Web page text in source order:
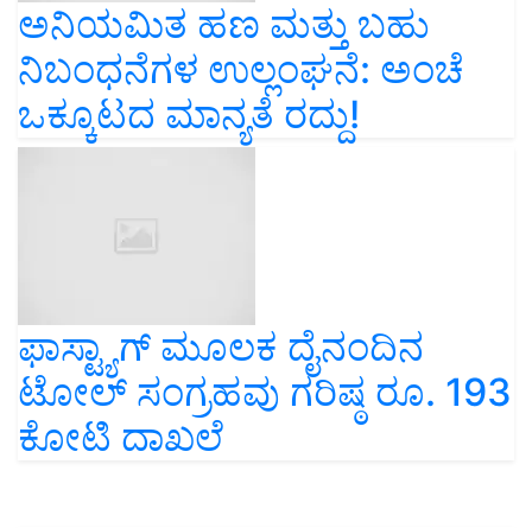
ಅನಿಯಮಿತ ಹಣ ಮತ್ತು ಬಹು
ನಿಬಂಧನೆಗಳ ಉಲ್ಲಂಘನೆ: ಅಂಚೆ
ಒಕ್ಕೂಟದ ಮಾನ್ಯತೆ ರದ್ದು!
ಫಾಸ್ಟ್ಯಾಗ್ ಮೂಲಕ ದೈನಂದಿನ
ಟೋಲ್ ಸಂಗ್ರಹವು ಗರಿಷ್ಠ ರೂ. 193
ಕೋಟಿ ದಾಖಲೆ